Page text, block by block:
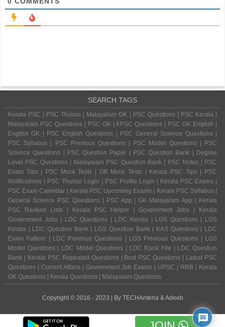
SEARCH TAGS
Kerala PSC | PSC Thulasi | Malayalam GK | PSC Questions | PSC Kerala |
Malayalam PSC Questions | PSC GK | KPSC Questions | PSC GK English |
English GK | PSC English Questions | PSC General Science Questions |
PSC Syllabus | PSC Previous Questions | PSC Model Questions | PSC
Science Questions | PSC Question Paper | PSC Question Bank | Degree
Level PSC Questions | Malayalam PSC Question Bank | PSC Notes | PSC
Exam Tips | PSC Mock Tests | GK Mock Tests | Kerala PSC Tips | PSC
Notifications | PSC Thulasi Login | PSC Profile Login | Kerala PSC Exams |
PSC Exam Calendar | Kerala PSC Upcoming Exams | Kerala PSC Syllabus |
General Science PSC Questions | PSC App | GK Malayalam App | Kerala
PSC Ranked Lists | Kerala PSC Helper | Government Jobs | Kerala
Government Jobs | LDC Questions | LDC Kerala | LGS Questions | LGS
Kerala | LDC Question Bank | LGS Question Bank | KAS Questions | LDC
Exam Pattern | LDC Previous Questions | LGS Previous Questions | LGS
Model Questions | LDC Model Questions | LDC Rank File | LDC Question
Bank | Kerala PSC Repeated Questions | Best PSC Questions | Latest PSC
Questions | Current Affairs | Government Job Exams | UPSC | RRB | Kerala
GK Questions | Kerala Questions | Malayalam Questions
Copyright © 2016 - 2023 | By TECHAntena & Adeeb